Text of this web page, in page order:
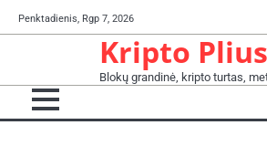
to
Penktadienis, Rgp 7, 2026
Kripto
Blokų grandinė, kripto turtas,